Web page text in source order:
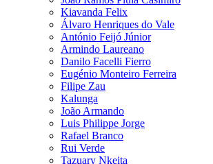
Kiavanda Felix
Álvaro Henriques do Vale
António Feijó Júnior
Armindo Laureano
Danilo Facelli Fierro
Eugénio Monteiro Ferreira
Filipe Zau
Kalunga
João Armando
Luis Philippe Jorge
Rafael Branco
Rui Verde
Tazuary Nkeita